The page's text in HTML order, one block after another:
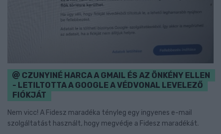
CZUNYINÉ HARCA A GMAIL ÉS AZ ÖNKÉNY ELLEN
- LETILTOTTA A GOOGLE A VÉDVONAL LEVELEZŐ
FIÓKJÁT
Nem vicc! A Fidesz maradéka tényleg egy ingyenes e-mail
szolgáltatást használt, hogy megvédje a Fidesz maradékát.